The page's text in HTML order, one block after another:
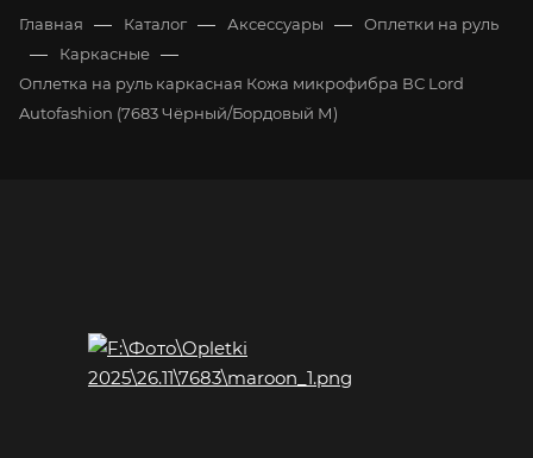
Главная — Каталог — Аксессуары — Оплетки на руль
— Каркасные —
Оплетка на руль каркасная Кожа микрофибра ВС Lord
Autofashion (7683 Чёрный/Бордовый М)